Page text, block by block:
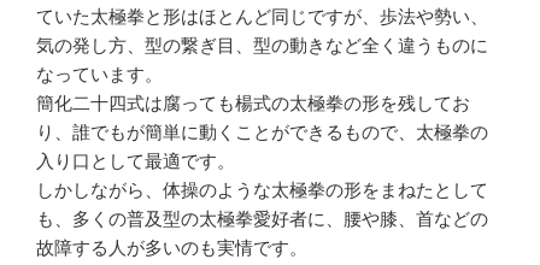
ていた太極拳と形はほとんど同じですが、歩法や勢い、
気の発し方、型の繋ぎ目、型の動きなど全く違うものに
なっています。
簡化二十四式は腐っても楊式の太極拳の形を残してお
り、誰でもが簡単に動くことができるもので、太極拳の
入り口として最適です。
しかしながら、体操のような太極拳の形をまねたとして
も、多くの普及型の太極拳愛好者に、腰や膝、首などの
故障する人が多いのも実情です。